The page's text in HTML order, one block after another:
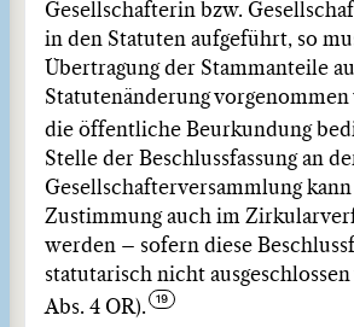
Gesellschafterin bzw.
in den Statuten aufgeführt, so
Übertragung der Stammanteile
Statutenänderung
die öffentliche Beurkundung
Stelle der Beschlussfassung an
Gesellschafterversammlung
Zustimmung auch im
werden – sofern diese
statutarisch nicht
Abs. 4 OR).